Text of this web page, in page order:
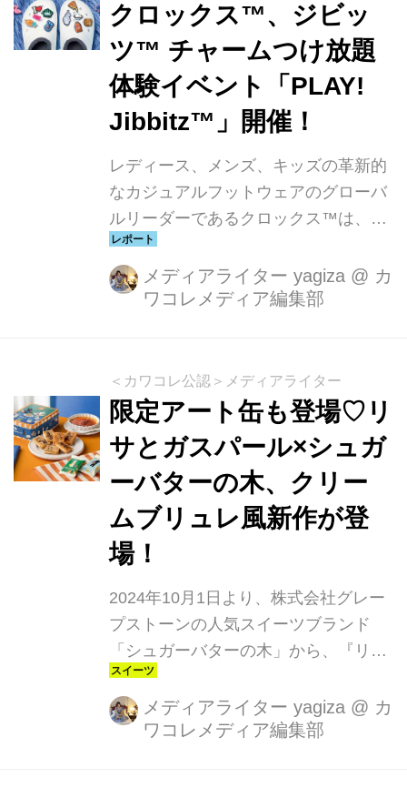
クロックス™、ジビッ
ツ™︎ チャームつけ放題
体験イベント「PLAY!
Jibbitz™︎」開催！
レディース、メンズ、キッズの革新的
なカジュアルフットウェアのグローバ
ルリーダーであるクロックス™は、約
300種類のジビッツ™ チャームからお
気に入りのチャームを好きなだけ組み
合わせられる限定イベント「PLAY!
開催「PLAY! Jibbitz™︎」では、3日間
の限定イベントにも関わらず多くの方
に参加いただき好評でした。今回は、
クロックス定番の「クラシック クロッ
グ」に加え、ふわふわで暖かい履き心
地をプラスした「クラシック ラインド
クロッグ」等、定番商品から秋冬に楽
しんでいただけるフットウェアを...
メディアライター yagiza @ カ
ワコレメディア編集部
＜カワコレ公認＞メディアライター
限定アート缶も登場♡リ
サとガスパール×シュガ
ーバターの木、クリー
ムブリュレ風新作が登
場！
2024年10月1日より、株式会社グレー
プストーンの人気スイーツブランド
「シュガーバターの木」から、『リサ
とガスパールのクリームブリュレ風』
が新発売！フランスを代表するスイー
ツ「クリームブリュレ」をイメージし
メディアライター yagiza @ カ
ワコレメディア編集部